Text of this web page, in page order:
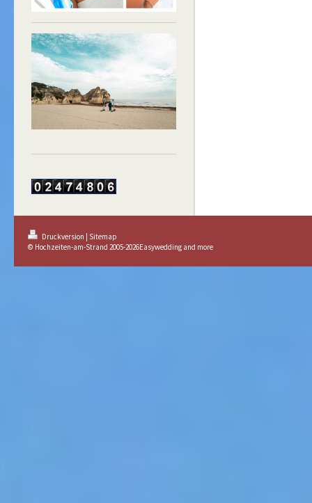
Druckversion
Sitemap
© Hochzeiten-am-Strand 2005-2026Easywedding and more